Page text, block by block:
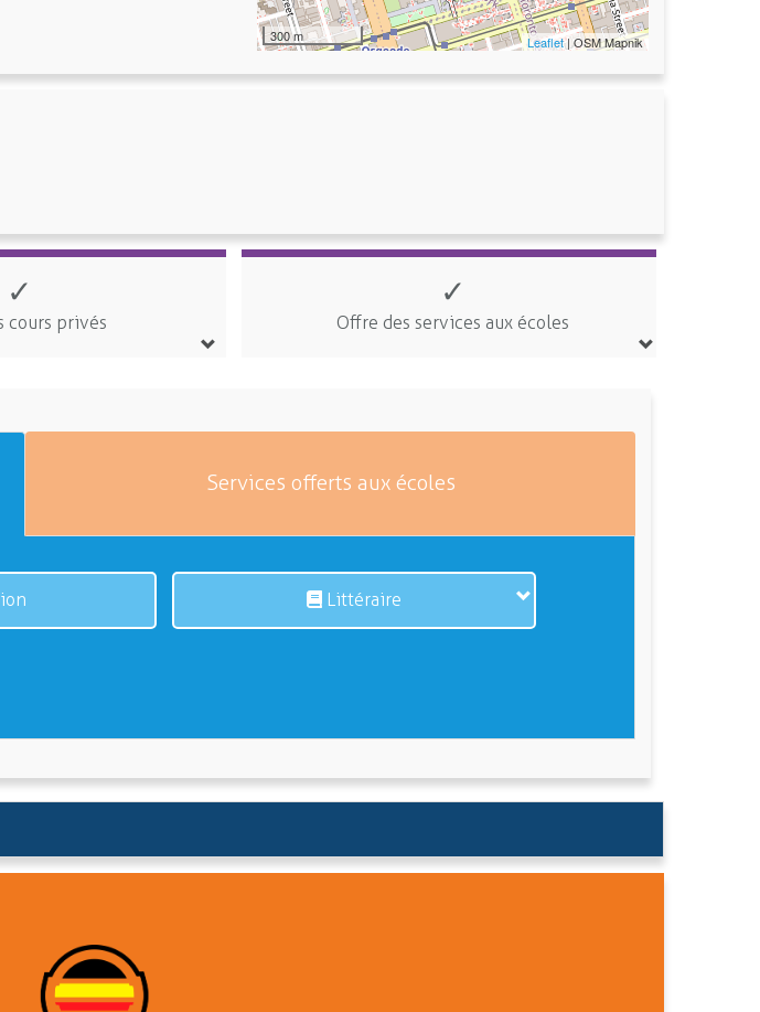
300 m Leaflet| OSM Mapnik
✓
cours privés
✓
Offre des services aux écoles
Services offerts aux écoles
Littéraire